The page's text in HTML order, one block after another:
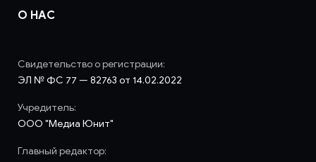
О НАС
Свидетельство о регистрации:
ЭЛ № ФС 77 — 82763 от 14.02.2022
Учредитель:
ООО "Медиа Юнит"
Главный редактор: